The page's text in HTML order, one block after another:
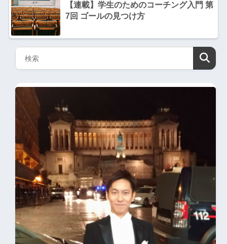
【連載】学生のためのコーチング入門 第
7回 ゴールの見つけ方